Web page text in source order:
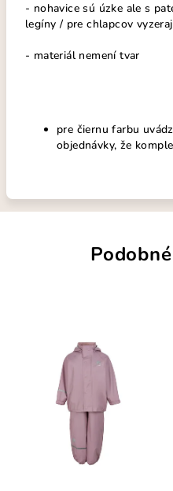
- nohavice sú úzke ale s
legíny / pre chlapcov
- materiál nemení tvar
pre čiernu farbu
objednávky, že